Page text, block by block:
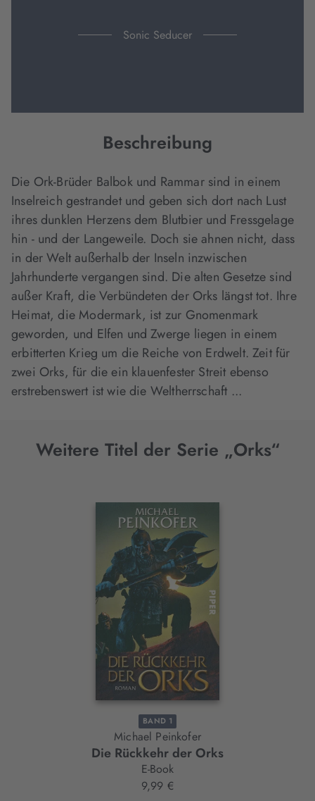
Sonic Seducer
Beschreibung
Die Ork-Brüder Balbok und Rammar sind in einem
Inselreich gestrandet und geben sich dort nach Lust
ihres dunklen Herzens dem Blutbier und Fressgelage
hin - und der Langeweile. Doch sie ahnen nicht, dass
in der Welt außerhalb der Inseln inzwischen
Jahrhunderte vergangen sind. Die alten Gesetze sind
außer Kraft, die Verbündeten der Orks längst tot. Ihre
Heimat, die Modermark, ist zur Gnomenmark
geworden, und Elfen und Zwerge liegen in einem
erbitterten Krieg um die Reiche von Erdwelt. Zeit für
zwei Orks, für die ein klauenfester Streit ebenso
erstrebenswert ist wie die Weltherrschaft ...
Weitere Titel der Serie „Orks“
BAND 1
Michael Peinkofer
Die Rückkehr der Orks
E-Book
9,99 €